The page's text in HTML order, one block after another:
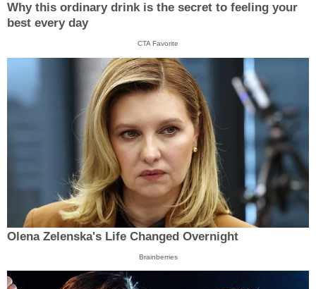
Why this ordinary drink is the secret to feeling your
best every day
CTA Favorite
Olena Zelenska's Life Changed Overnight
Brainberries